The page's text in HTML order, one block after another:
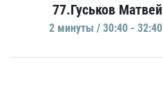
77.Гуськов Матвей
2 минуты / 30:40 - 32:40